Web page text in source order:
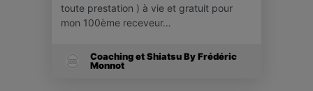
toute prestation ) à vie et gratuit pour
mon 100ème receveur…
Coaching et Shiatsu By Frédéric
Monnot